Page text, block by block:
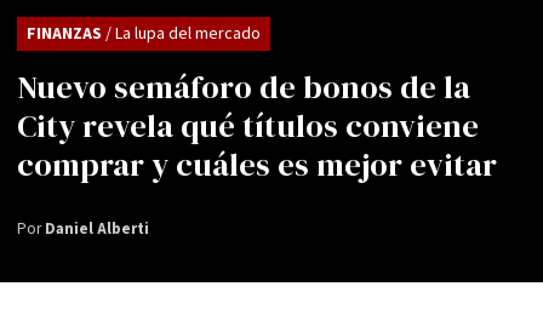
Nuevo semáforo de bonos de la
City revela qué títulos conviene
comprar y cuáles es mejor evitar
FINANZAS / La lupa del mercado
PorDaniel Alberti